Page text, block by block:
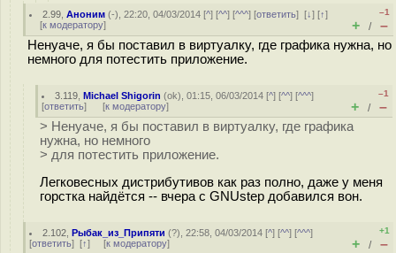
2.99 ,Аноним (-), 22:20, 04/03/2014 [^] [^^] [^^^] [ответить][↓] [↑]
[к модератору]
–1
+ / –
Ненуаче, я бы поставил в виртуалку, где графика нужна, но
немного для потестить приложение.
3.119 ,Michael Shigorin (ok), 01:15, 06/03/2014 [^] [^^] [^^^]
[ответить] [к модератору]
–1
+ / –
> Ненуаче, я бы поставил в виртуалку, где графика
нужна, но немного
> для потестить приложение.
Легковесных дистрибутивов как раз полно, даже у меня
горстка найдётся -- вчера с GNUstep добавился вон.
2.102 ,Рыбак_из_Припяти (?), 22:58, 04/03/2014 [^] [^^] [^^^]
[ответить] [↑] [к модератору]
+1
+ / –